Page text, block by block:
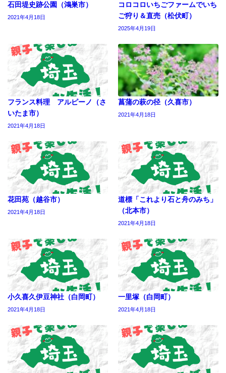
石田堤史跡公園（鴻巣市）
2021年4月18日
コロコロいちごファームでいち
ご狩り＆直売（松伏町）
2025年4月19日
フランス料理 アルピーノ（さ
いたま市）
2021年4月18日
菖蒲の萩の径（久喜市）
2021年4月18日
花田苑（越谷市）
2021年4月18日
道標「これより石と舟のみち」
（北本市）
2021年4月18日
小久喜久伊豆神社（白岡町）
2021年4月18日
一里塚（白岡町）
2021年4月18日